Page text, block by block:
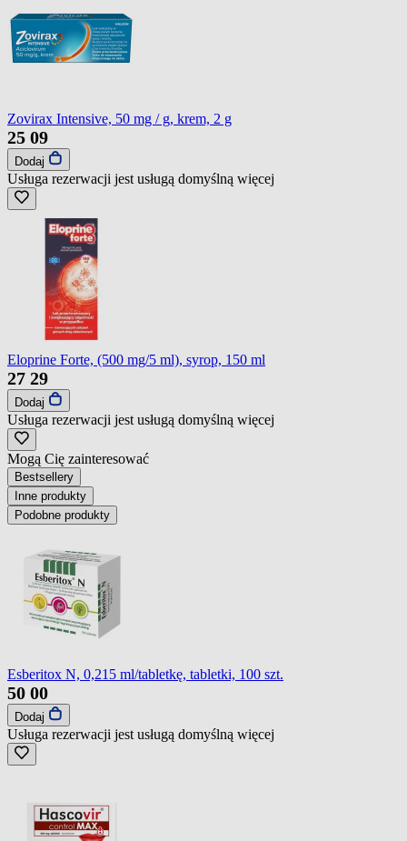
Zovirax Intensive, 50 mg / g, krem, 2 g
25 09
Dodaj
Usługa rezerwacji jest usługą domyślną więcej
Eloprine Forte, (500 mg/5 ml), syrop, 150 ml
27 29
Dodaj
Usługa rezerwacji jest usługą domyślną więcej
Mogą Cię zainteresować
Bestsellery
Inne produkty
Podobne produkty
Esberitox N, 0,215 ml/tabletkę, tabletki, 100 szt.
50 00
Dodaj
Usługa rezerwacji jest usługą domyślną więcej